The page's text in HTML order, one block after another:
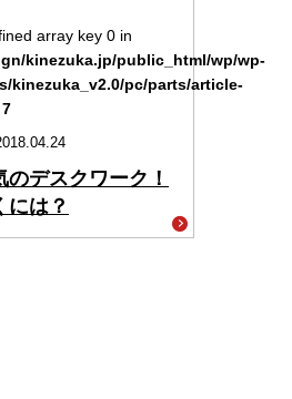
array key 0 in
kinezuka.jp/public_html/wp/wp-
kinezuka_v2.0/pc/parts/article-
7
デスクワーク！
には？